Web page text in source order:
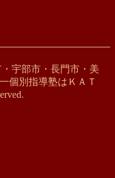
宇部市・長門市・美
個別指導塾はＫＡＴ